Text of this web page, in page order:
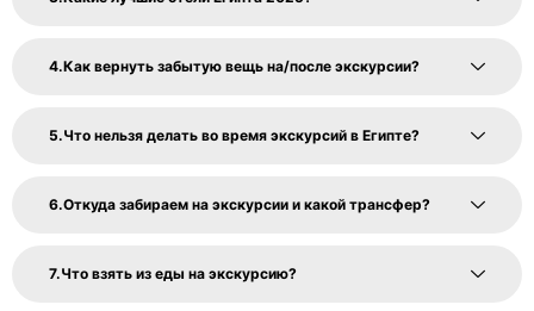
Как вернуть забытую вещь на/после экскурсии?
Что нельзя делать во время экскурсий в Египте?
Откуда забираем на экскурсии и какой трансфер?
Что взять из еды на экскурсию?